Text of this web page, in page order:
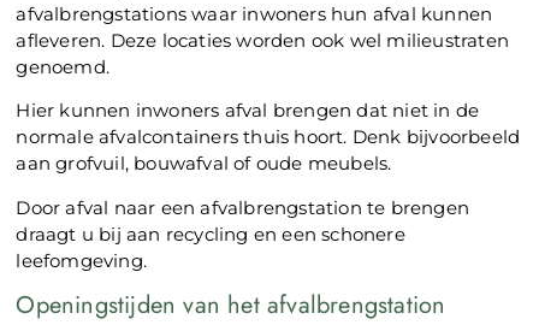
afvalbrengstations waar inwoners hun afval kunnen
afleveren. Deze locaties worden ook wel milieustraten
genoemd.
Hier kunnen inwoners afval brengen dat niet in de
normale afvalcontainers thuis hoort. Denk bijvoorbeeld
aan grofvuil, bouwafval of oude meubels.
Door afval naar een afvalbrengstation te brengen
draagt u bij aan recycling en een schonere
leefomgeving.
Openingstijden van het afvalbrengstation